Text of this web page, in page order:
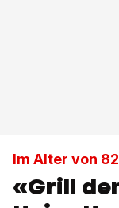
Im Alter von
«Grill